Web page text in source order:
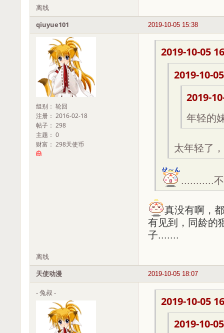
离线
2019-10-05 15:38
qiuyue101
组别： 轮回
注册： 2016-02-18
帖子： 298
主题： 0
财富： 298天使币
2019-10-05
2019-10-
2019-
年轻的
太年轻了
...........
真没有啊，
有见到，同龄的
子.......
离线
2019-10-05 18:07
天使动漫
- 兔叔 -
2019-10-05
2019-10-